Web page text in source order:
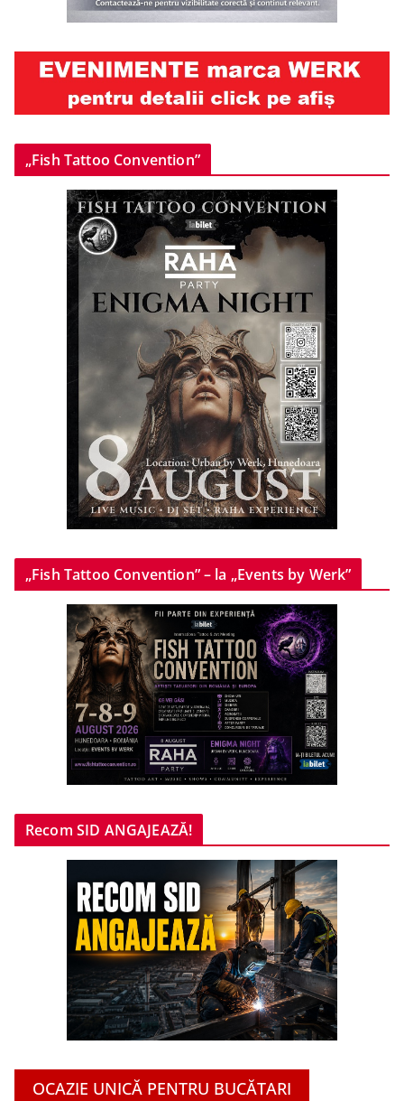
„Fish Tattoo Convention”
„Fish Tattoo Convention” – la „Events by Werk”
Recom SID ANGAJEAZĂ!
OCAZIE UNICĂ PENTRU BUCĂTARI